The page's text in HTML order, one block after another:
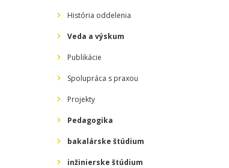
História oddelenia
Veda a výskum
Publikácie
Spolupráca s praxou
Projekty
Pedagogika
bakalárske štúdium
inžinierske štúdium